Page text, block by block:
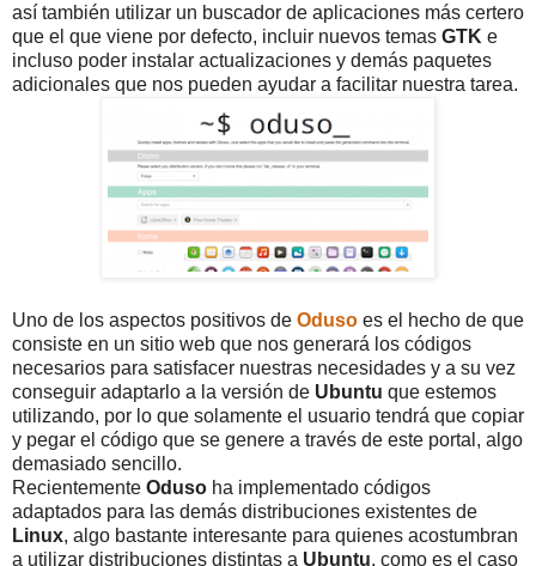
así también utilizar un buscador de aplicaciones más certero
que el que viene por defecto, incluir nuevos temas GTK e
incluso poder instalar actualizaciones y demás paquetes
adicionales que nos pueden ayudar a facilitar nuestra tarea.
Uno de los aspectos positivos de Oduso es el hecho de que
consiste en un sitio web que nos generará los códigos
necesarios para satisfacer nuestras necesidades y a su vez
conseguir adaptarlo a la versión de Ubuntu que estemos
utilizando, por lo que solamente el usuario tendrá que copiar
y pegar el código que se genere a través de este portal, algo
demasiado sencillo.
Recientemente Oduso ha implementado códigos
adaptados para las demás distribuciones existentes de
Linux, algo bastante interesante para quienes acostumbran
a utilizar distribuciones distintas a Ubuntu, como es el caso